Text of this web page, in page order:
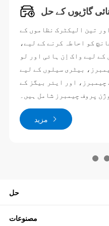
گاڑیوں کے حل
تین الیکٹرک نظاموں کے
کو احاطہ کرنے کے لیے،
لیے واک اِن ہائی اور لو
بیٹری سیلوں کے لیے
چیمبرز، اور ایئر بیگز کے
پروف چیمبرز شامل ہیں۔
مزید
حل
مصنوعات